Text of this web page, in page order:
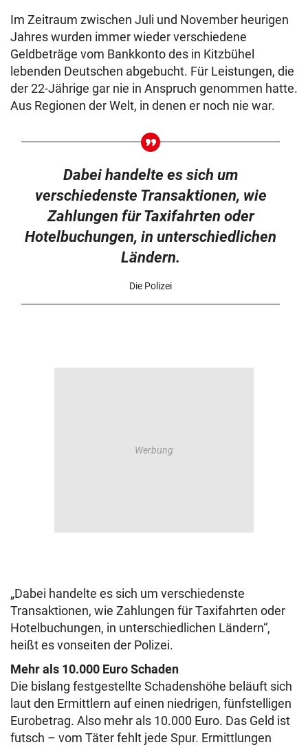
Im Zeitraum zwischen Juli und November heurigen
Jahres wurden immer wieder verschiedene
Geldbeträge vom Bankkonto des in Kitzbühel
lebenden Deutschen abgebucht. Für Leistungen, die
der 22-Jährige gar nie in Anspruch genommen hatte.
Aus Regionen der Welt, in denen er noch nie war.
Dabei handelte es sich um
verschiedenste Transaktionen, wie
Zahlungen für Taxifahrten oder
Hotelbuchungen, in unterschiedlichen
Ländern.
Die Polizei
„Dabei handelte es sich um verschiedenste
Transaktionen, wie Zahlungen für Taxifahrten oder
Hotelbuchungen, in unterschiedlichen Ländern“,
heißt es vonseiten der Polizei.
Mehr als 10.000 Euro Schaden
Die bislang festgestellte Schadenshöhe beläuft sich
laut den Ermittlern auf einen niedrigen, fünfstelligen
Eurobetrag. Also mehr als 10.000 Euro. Das Geld ist
futsch – vom Täter fehlt jede Spur. Ermittlungen